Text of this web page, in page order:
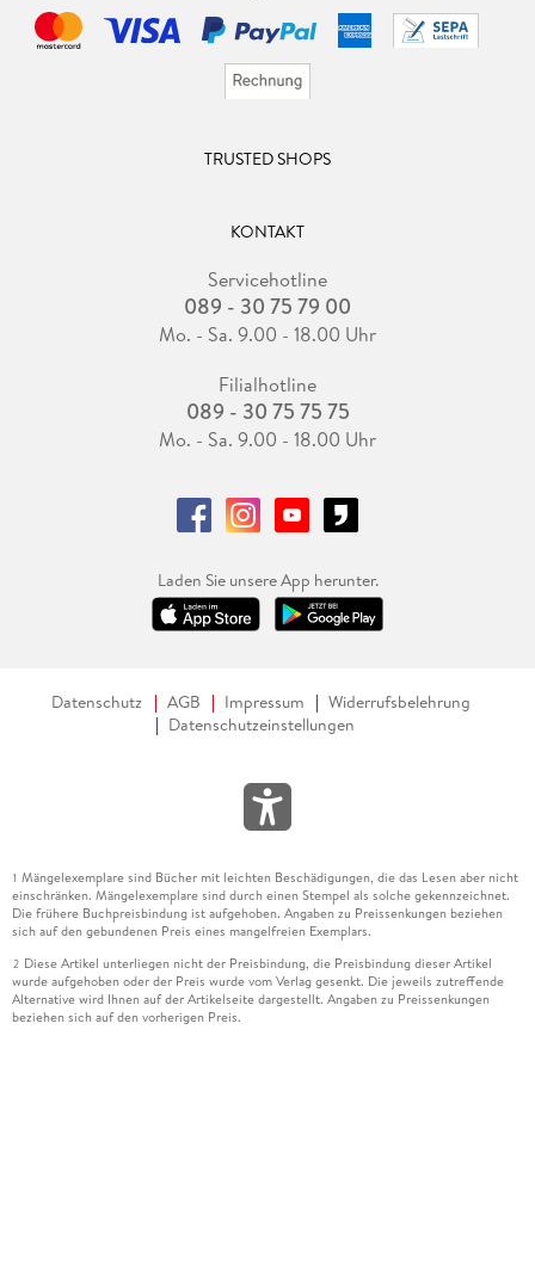
TRUSTED SHOPS
KONTAKT
Servicehotline
089 - 30 75 79 00
Mo. - Sa. 9.00 - 18.00 Uhr
Filialhotline
089 - 30 75 75 75
Mo. - Sa. 9.00 - 18.00 Uhr
Laden Sie unsere App herunter.
Datenschutz AGB Impressum
Widerrufsbelehrung
Datenschutzeinstellungen
1 Mängelexemplare sind Bücher mit leichten Beschädigungen, die das Lesen aber nicht
einschränken. Mängelexemplare sind durch einen Stempel als solche gekennzeichnet.
Die frühere Buchpreisbindung ist aufgehoben. Angaben zu Preissenkungen beziehen
sich auf den gebundenen Preis eines mangelfreien Exemplars.
2 Diese Artikel unterliegen nicht der Preisbindung, die Preisbindung dieser Artikel
wurde aufgehoben oder der Preis wurde vom Verlag gesenkt. Die jeweils zutreffende
Alternative wird Ihnen auf der Artikelseite dargestellt. Angaben zu Preissenkungen
beziehen sich auf den vorherigen Preis.